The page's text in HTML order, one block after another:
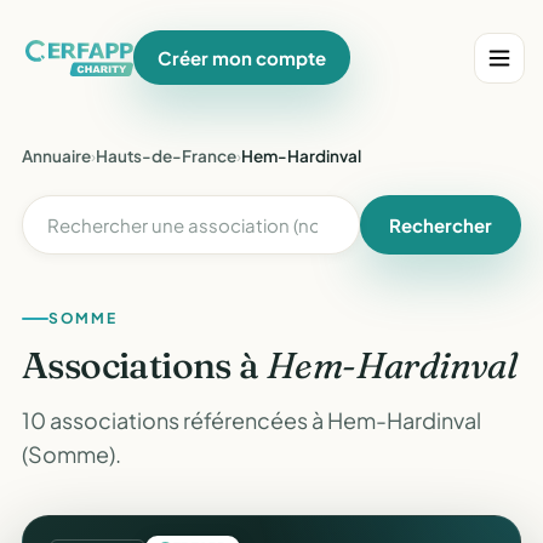
Créer mon compte
Annuaire›Hauts-de-France›Hem-Hardinval
Rechercher
SOMME
Associations àHem-Hardinval
10 associations référencées à Hem-Hardinval
(Somme).